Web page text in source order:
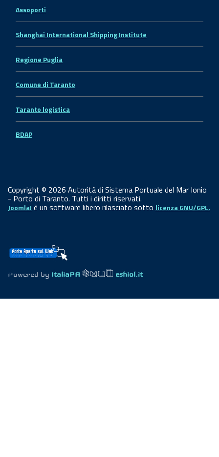
Assoporti
Shanghai International Shipping Institute
Regione Puglia
Comune di Taranto
Taranto logistica
BDAP
Copyright © 2026 Autorità di Sistema Portuale del Mar Ionio
- Porto di Taranto. Tutti i diritti riservati.
Joomla! è un software libero rilasciato sotto licenza GNU/GPL.
Powered by ItaliaPA eshiol.it